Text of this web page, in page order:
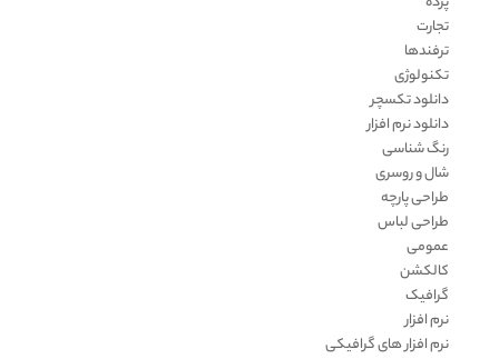
تجارت
ترفندها
تکنولوژی
دانلود تکسچر
دانلود نرم افزار
رنگ شناسی
شال و روسری
طراحی پارچه
طراحی لباس
عمومی
کالکشن
گرافیک
نرم افزار
نرم افزار های گرافیکی